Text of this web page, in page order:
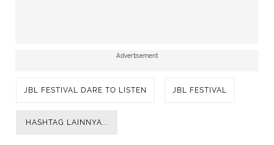
Advertisement
JBL FESTIVAL DARE TO LISTEN JBL FESTIVAL
HASHTAG LAINNYA...